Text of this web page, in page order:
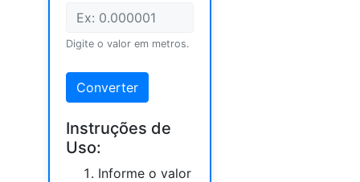
Digite o valor em metros.
Converter
Instruções de
Uso:
Informe o valor